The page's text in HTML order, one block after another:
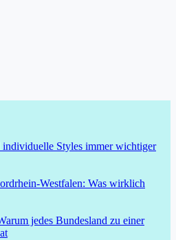
Styles immer wichtiger
Westfalen: Was wirklich
jedes Bundesland zu einer